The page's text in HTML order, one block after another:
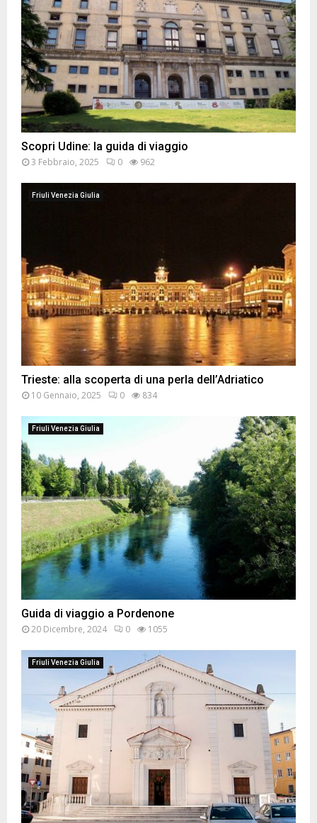
Scopri Udine: la guida di viaggio
3 Febbraio, 2025 0 962
Friuli Venezia Giulia
Trieste: alla scoperta di una perla dell’Adriatico
10 Gennaio, 2025 0 834
Friuli Venezia Giulia
Guida di viaggio a Pordenone
20 Dicembre, 2024 0 1055
Friuli Venezia Giulia